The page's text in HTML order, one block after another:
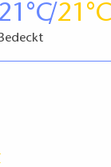
21
Bedeckt